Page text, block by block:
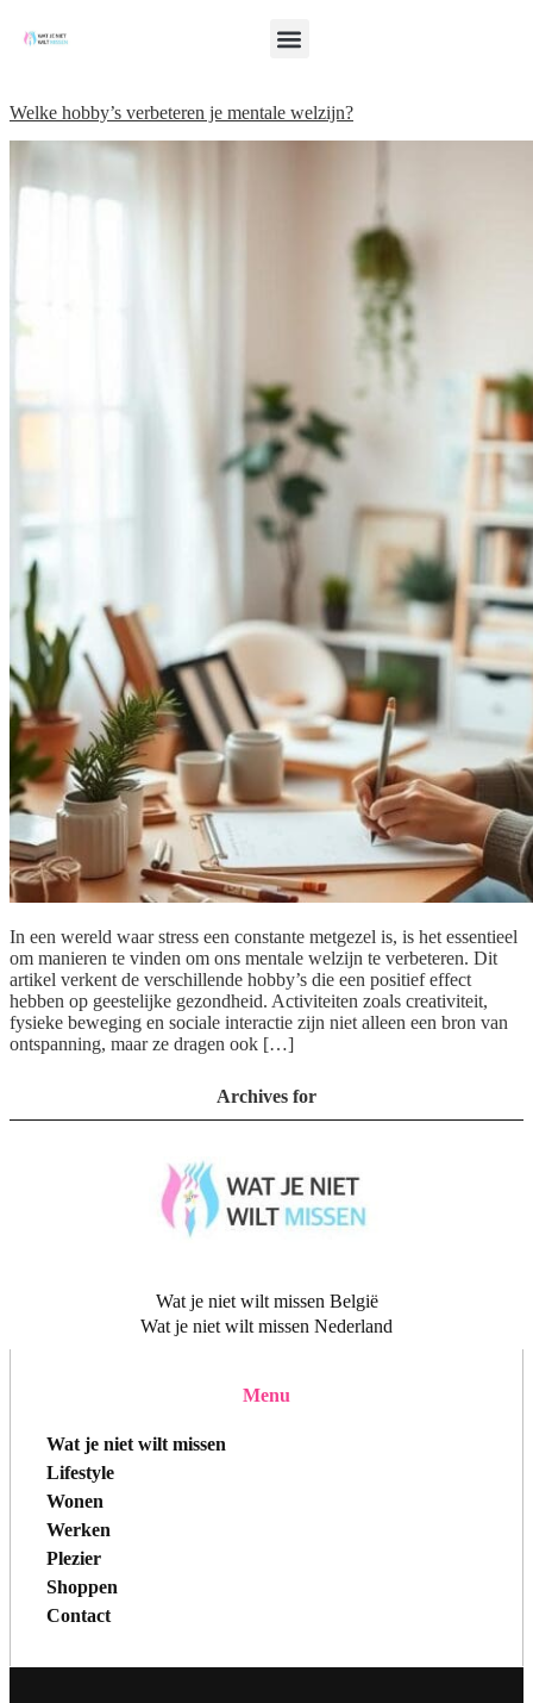
Welke hobby’s verbeteren je mentale welzijn?
In een wereld waar stress een constante metgezel is, is het essentieel
om manieren te vinden om ons mentale welzijn te verbeteren. Dit
artikel verkent de verschillende hobby’s die een positief effect
hebben op geestelijke gezondheid. Activiteiten zoals creativiteit,
fysieke beweging en sociale interactie zijn niet alleen een bron van
ontspanning, maar ze dragen ook […]
Archives for
Wat je niet wilt missen België
Wat je niet wilt missen Nederland
Menu
Wat je niet wilt missen
Lifestyle
Wonen
Werken
Plezier
Shoppen
Contact